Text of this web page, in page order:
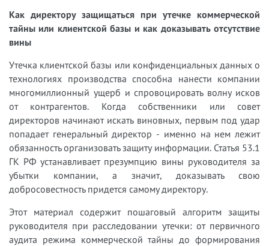
Как директору защищаться при утечке коммерческой
тайны или клиентской базы и как доказывать отсутствие
вины
Утечка клиентской базы или конфиденциальных данных о
технологиях производства способна нанести компании
многомиллионный ущерб и спровоцировать волну исков
от контрагентов. Когда собственники или совет
директоров начинают искать виновных, первым под удар
попадает генеральный директор - именно на нем лежит
обязанность организовать защиту информации. Статья 53.1
ГК РФ устанавливает презумпцию вины руководителя за
убытки компании, а значит, доказывать свою
добросовестность придется самому директору.
Этот материал содержит пошаговый алгоритм защиты
руководителя при расследовании утечки: от первичного
аудита режима коммерческой тайны до формирования